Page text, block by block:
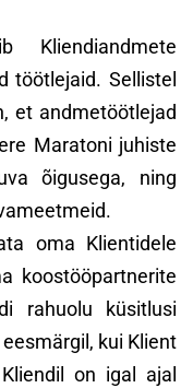
töötlejaid. Sellistel
et andmetöötlejad
Maratoni juhiste
õigusega, ning
oma Klientidele
koostööpartnerite
rahuolu küsitlusi
kui Klient
on igal ajal